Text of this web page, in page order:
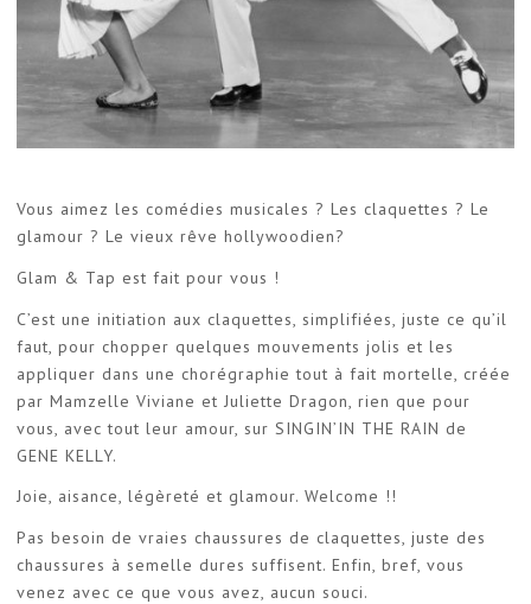
Vous aimez les comédies musicales ? Les claquettes ? Le
glamour ? Le vieux rêve hollywoodien?
Glam & Tap est fait pour vous !
C’est une initiation aux claquettes, simplifiées, juste ce qu’il
faut, pour chopper quelques mouvements jolis et les
appliquer dans une chorégraphie tout à fait mortelle, créée
par Mamzelle Viviane et Juliette Dragon, rien que pour
vous, avec tout leur amour, sur SINGIN’IN THE RAIN de
GENE KELLY.
Joie, aisance, légèreté et glamour. Welcome !!
Pas besoin de vraies chaussures de claquettes, juste des
chaussures à semelle dures suffisent. Enfin, bref, vous
venez avec ce que vous avez, aucun souci.